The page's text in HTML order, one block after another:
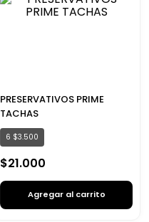
PRESERVATIVOS PRIME
TACHAS
6 $3.500
$21.000
Agregar al carrito